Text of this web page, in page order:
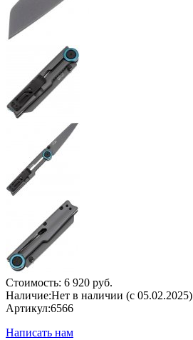
Стоимость: 6 920 руб.
Наличие:Нет в наличии (с 05.02.2025)
Артикул:6566
Написать нам